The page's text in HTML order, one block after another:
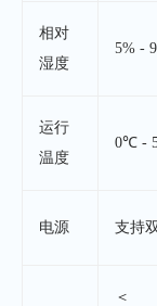
相对
湿度
5% -
运行
温度
0℃ -
电源 支持
＜